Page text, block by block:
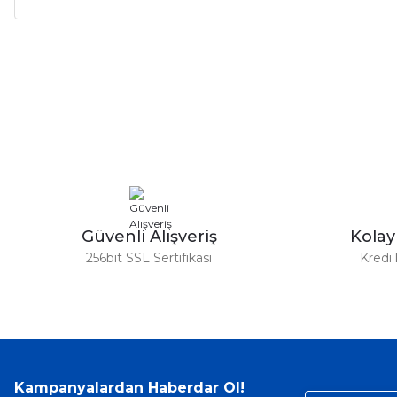
Ürün fiyatı diğer sitelerden daha pahalı.
Bu ürüne benzer farklı alternatifler olmalı.
Güvenli Alışveriş
256bit SSL Sertifikası Kredi
Kampanyalardan Haberdar Ol!